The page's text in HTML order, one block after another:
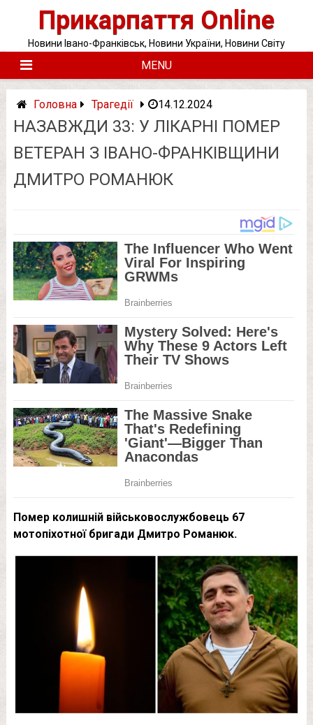
Прикарпаття Online
Новини Івано-Франківськ, Новини України, Новини Світу
MENU
Головна Трагедії 14.12.2024
НАЗАВЖДИ 33: У ЛІКАРНІ ПOМEР
ВЕТЕРАН З ІВАНО-ФРАНКІВЩИНИ
ДМИТРО РОМАНЮК
Помер колишній військовослужбовець 67
мотопіхотної бригади Дмитро Романюк.